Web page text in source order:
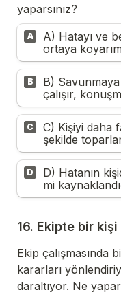
yaparsınız?
A
A) Hatayı ve
ortaya
B
B)
çalışır,
C
C) Kişiyi daha
şekilde
D
D) Hatanın
mi
16. Ekipte bir kişi
Ekip çalışmasında
kararları
daraltıyor. Ne